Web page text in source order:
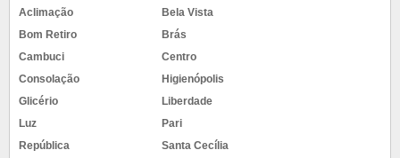
Aclimação
Bela Vista
Bom Retiro
Brás
Cambuci
Centro
Consolação
Higienópolis
Glicério
Liberdade
Luz
Pari
República
Santa Cecília